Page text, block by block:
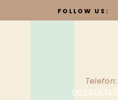
FOLLOW US:
Telefon:
063405140